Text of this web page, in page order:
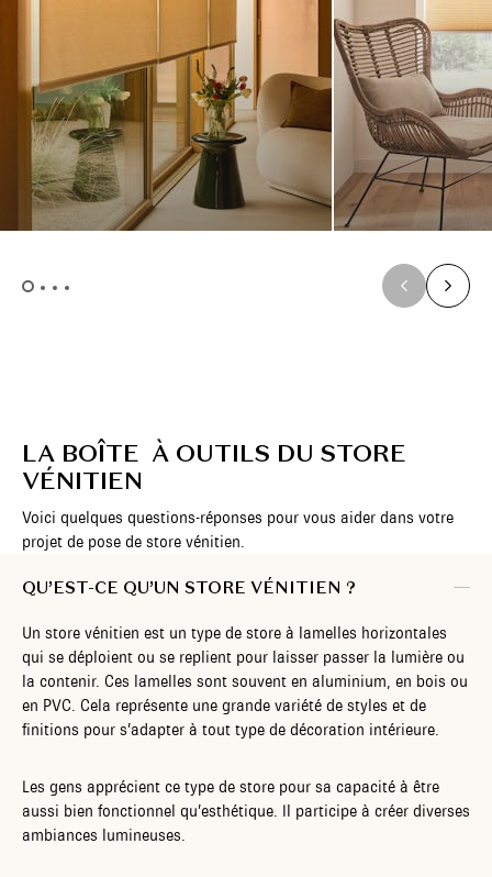
LA BOÎTE À OUTILS DU STORE
VÉNITIEN
Voici quelques questions-réponses pour vous aider dans votre
projet de pose de store vénitien.
QU’EST-CE QU’UN STORE VÉNITIEN ?
Un store vénitien est un type de store à lamelles horizontales
qui se déploient ou se replient pour laisser passer la lumière ou
la contenir. Ces lamelles sont souvent en aluminium, en bois ou
en PVC. Cela représente une grande variété de styles et de
finitions pour s’adapter à tout type de décoration intérieure.
Les gens apprécient ce type de store pour sa capacité à être
aussi bien fonctionnel qu’esthétique. Il participe à créer diverses
ambiances lumineuses.